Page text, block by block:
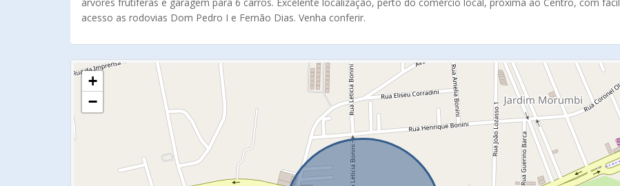
acesso as rodovias Dom Pedro I e Fernão Dias. Venha conferir.
+
−